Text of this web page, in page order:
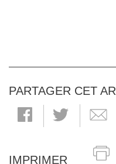
PARTAGER CET
IMPRIMER